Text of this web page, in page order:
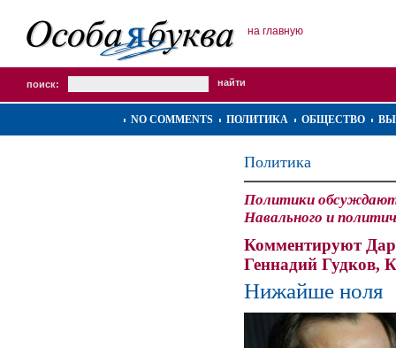
на главную
поиск:
NO COMMENTS ПОЛИТИКА ОБЩЕСТВО
Политика
Политики обсуждают
Навального и
Комментируют
Геннадий Гудков,
Нижайше ноля